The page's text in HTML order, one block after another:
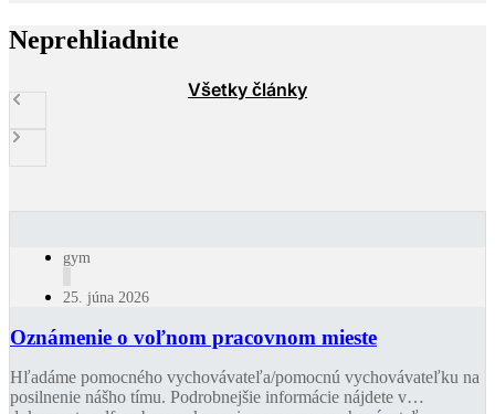
Neprehliadnite
Všetky články
gym
25. júna 2026
Oznámenie o voľnom pracovnom mieste
Hľadáme pomocného vychovávateľa/pomocnú vychovávateľku na
posilnenie nášho tímu. Podrobnejšie informácie nájdete v